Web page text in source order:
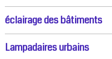
éclairage des bâtiments
Lampadaires urbains